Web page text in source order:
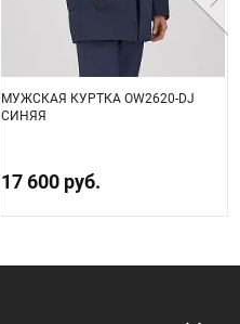
МУЖСКАЯ КУРТКА OW2620-DJ
СИНЯЯ
17 600 руб.